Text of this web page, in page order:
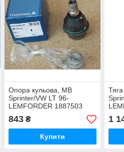
Опора кульова, MB
Sprinter/VW LT 96-
LEMFORDER 1887503
843₴
Купити
1